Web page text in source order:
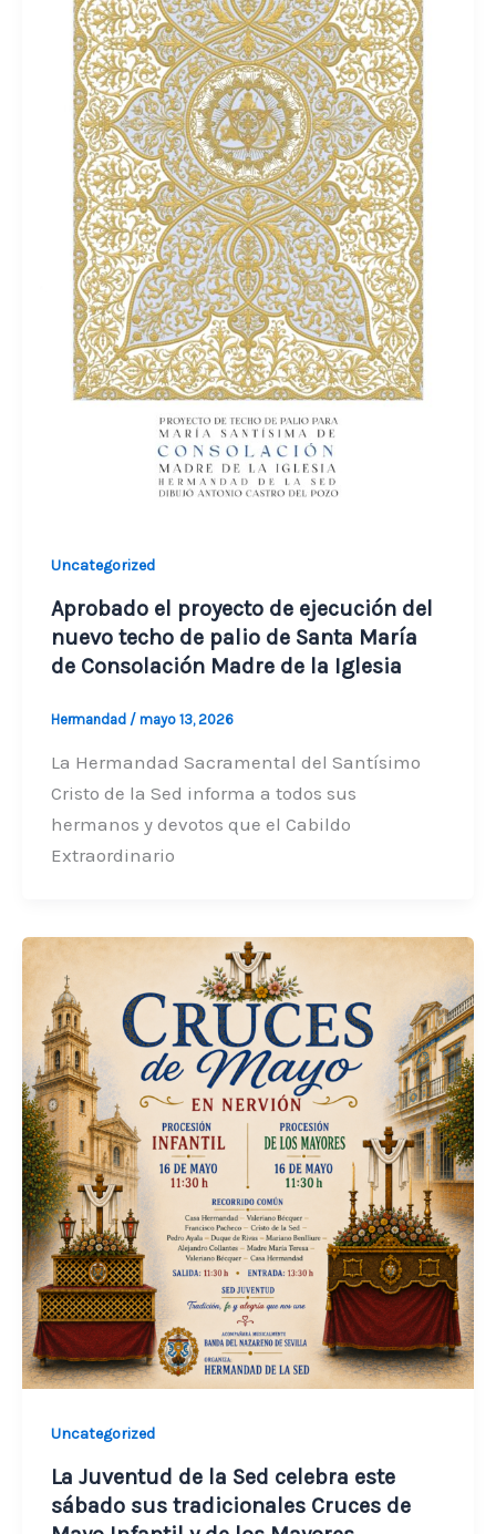
Uncategorized
Aprobado el proyecto de ejecución del
nuevo techo de palio de Santa María
de Consolación Madre de la Iglesia
Hermandad / mayo 13, 2026
La Hermandad Sacramental del Santísimo
Cristo de la Sed informa a todos sus
hermanos y devotos que el Cabildo
Extraordinario
Uncategorized
La Juventud de la Sed celebra este
sábado sus tradicionales Cruces de